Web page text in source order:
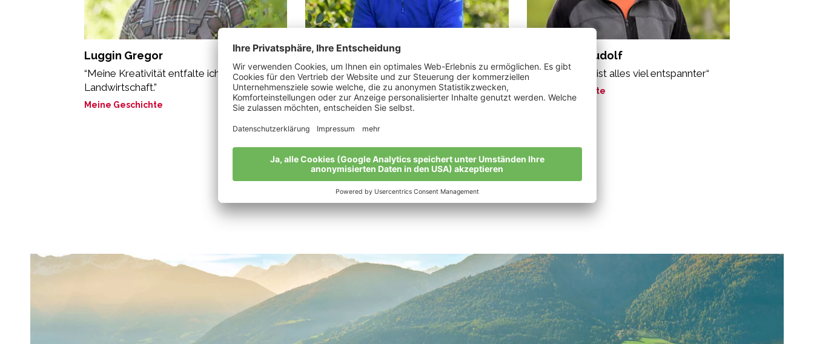
Luggin Gregor
“Meine Kreativität entfalte ich in der Bio-
Landwirtschaft.”
Meine Geschichte
LesinaDebiasi Martin
„Von Gutem kommt Gutes: Bio ist eine
ganzheitliche Philosophie.“
Meine Geschichte
Bachmann Rudolf
„Im Bio-Anbau ist alles viel entspannter“
Meine Geschichte
Alle Bio-Bauern im Überblick